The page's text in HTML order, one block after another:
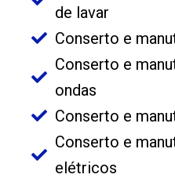
de lavar
Conserto e
Conserto e
ondas
Conserto e
Conserto e
elétricos